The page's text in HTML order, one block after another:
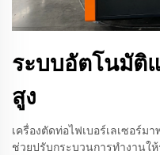
ระบบอัตโนมัติ
สูง
เครื่องตัดท่อไฟเบอร์เลเซอร์
ช่วยปรับกระบวนการทำงานใ